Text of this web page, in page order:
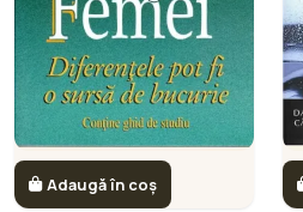
Adaugă în coș